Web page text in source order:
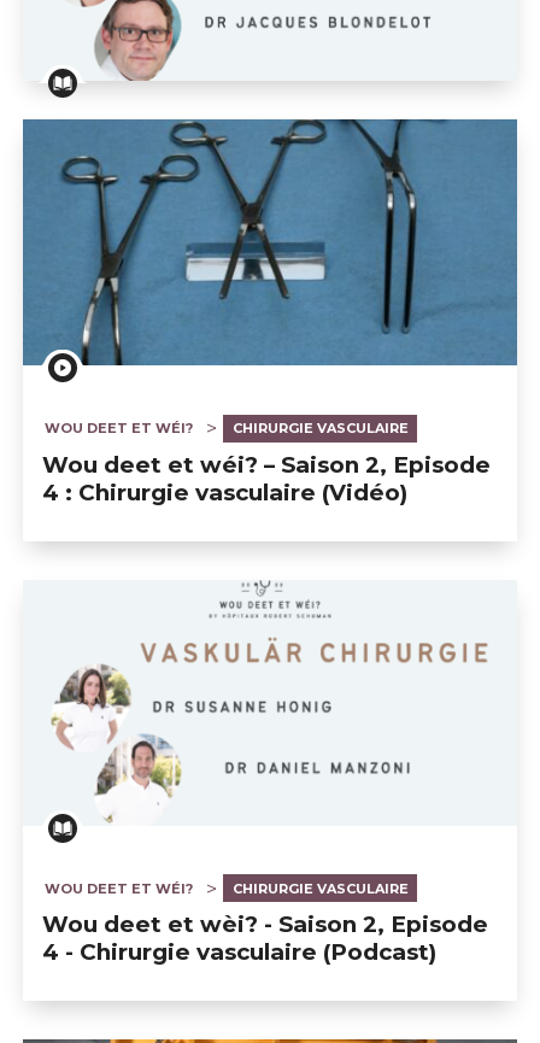
ORL URGENCES
KINÉSITHÉRAPIE
Wou deet et wèi? - Saison 2, Episode 5 -
WOU DEET ET WÉI? CHIRURGIE VASCULAIRE
Wou deet et wéi? – Saison 2, Episode
4 : Chirurgie vasculaire (Vidéo)
WOU DEET ET WÉI? CHIRURGIE VASCULAIRE
Wou deet et wèi? - Saison 2, Episode
4 - Chirurgie vasculaire (Podcast)